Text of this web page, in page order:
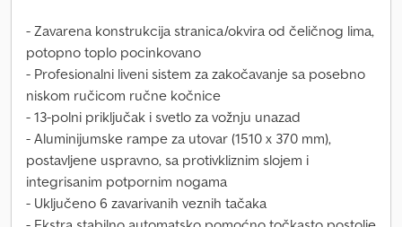
- Zavarena konstrukcija stranica/okvira od čeličnog lima,
potopno toplo pocinkovano
- Profesionalni liveni sistem za zakočavanje sa posebno
niskom ručicom ručne kočnice
- 13-polni priključak i svetlo za vožnju unazad
- Aluminijumske rampe za utovar (1510 x 370 mm),
postavljene uspravno, sa protivkliznim slojem i
integrisanim potpornim nogama
- Uključeno 6 zavarivanih veznih tačaka